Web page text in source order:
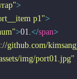
>
p1">
>01.</span>
github.com/
img/port01.jpg"